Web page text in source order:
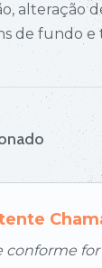
alteração
de fundo e
conforme